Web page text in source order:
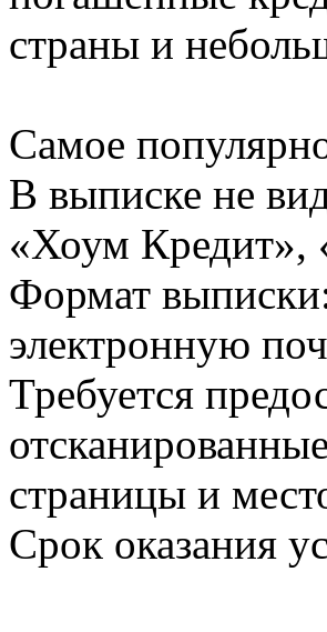
страны и
Самое
В выписке не
«Хоум Кредит»,
Формат
электронную
Требуется
страницы и
Срок оказания